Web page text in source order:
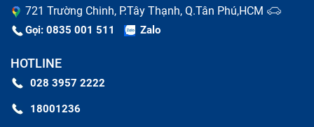
721 Trường Chinh, P.Tây Thạnh, Q.Tân Phú,HCM
Gọi: 0835 001 511 Zalo
HOTLINE
028 3957 2222
18001236